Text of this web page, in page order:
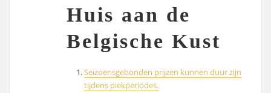
Huis aan de
Belgische Kust
Seizoensgebonden prijzen kunnen duur zijn
tijdens piekperiodes.